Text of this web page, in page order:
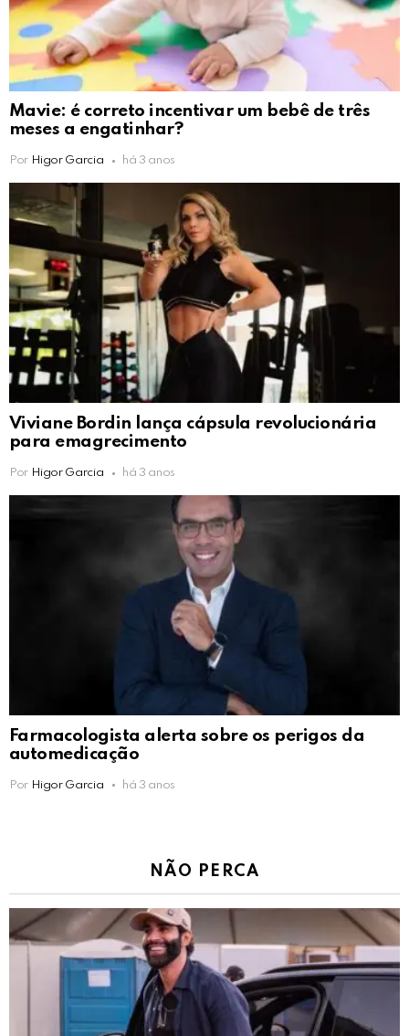
Mavie: é correto incentivar um bebê de três
meses a engatinhar?
Por Higor Garcia há 3 anos
Viviane Bordin lança cápsula revolucionária
para emagrecimento
Por Higor Garcia há 3 anos
Farmacologista alerta sobre os perigos da
automedicação
Por Higor Garcia há 3 anos
NÃO PERCA